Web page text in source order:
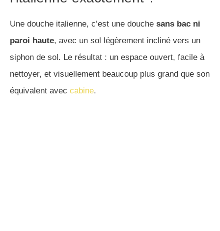
Une douche italienne, c’est une douche sans bac ni
paroi haute, avec un sol légèrement incliné vers un
siphon de sol. Le résultat : un espace ouvert, facile à
nettoyer, et visuellement beaucoup plus grand que son
équivalent avec cabine.